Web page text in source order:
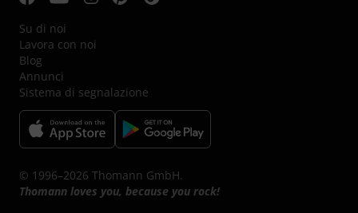
Su di noi
Lavora con noi
Blog
Annunci
Sistema di segnalazione
© 1996–2026 Thomann GmbH.
Thomann loves you, because you rock!